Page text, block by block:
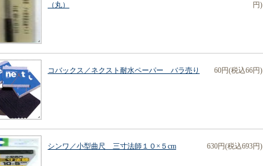
（丸）
円)
コバックス／ネクスト耐水ペーパー バラ売り 60円(税込66円)
シンワ／小型曲尺 三寸法師１０×５cm 630円(税込693円)